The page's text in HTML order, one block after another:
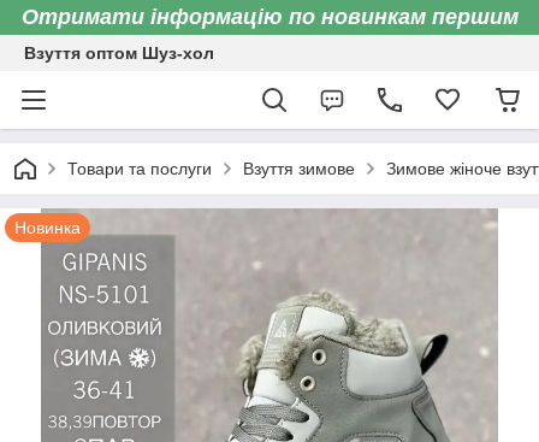
Отримати інформацію по новинкам першим
Взуття оптом Шуз-хол
Товари та послуги Взуття зимове Зимове жіноче
Новинка